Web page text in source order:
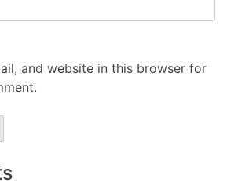
and website in this browser for